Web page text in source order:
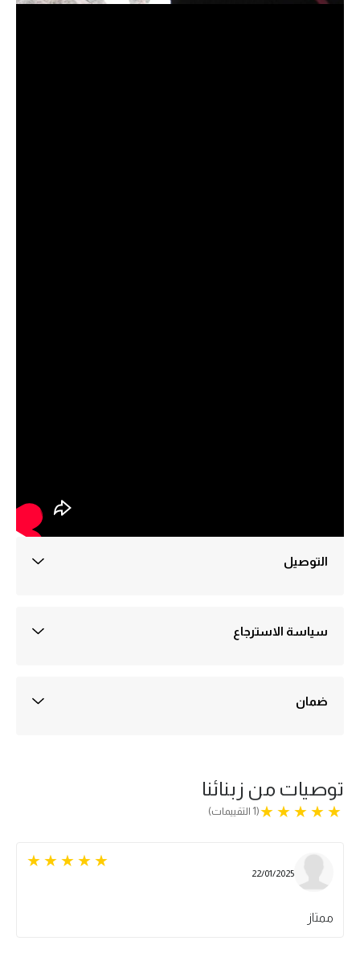
التوصيل
سياسة الاسترجاع
من تاريخه وهو بمثابة مده كافيه للتأكد ان المنتج لايوجد به اي عيوب صناعه
ضمان
توصيات من زبنائنا
(1 التقييمات)
22/01/2025
ممتاز